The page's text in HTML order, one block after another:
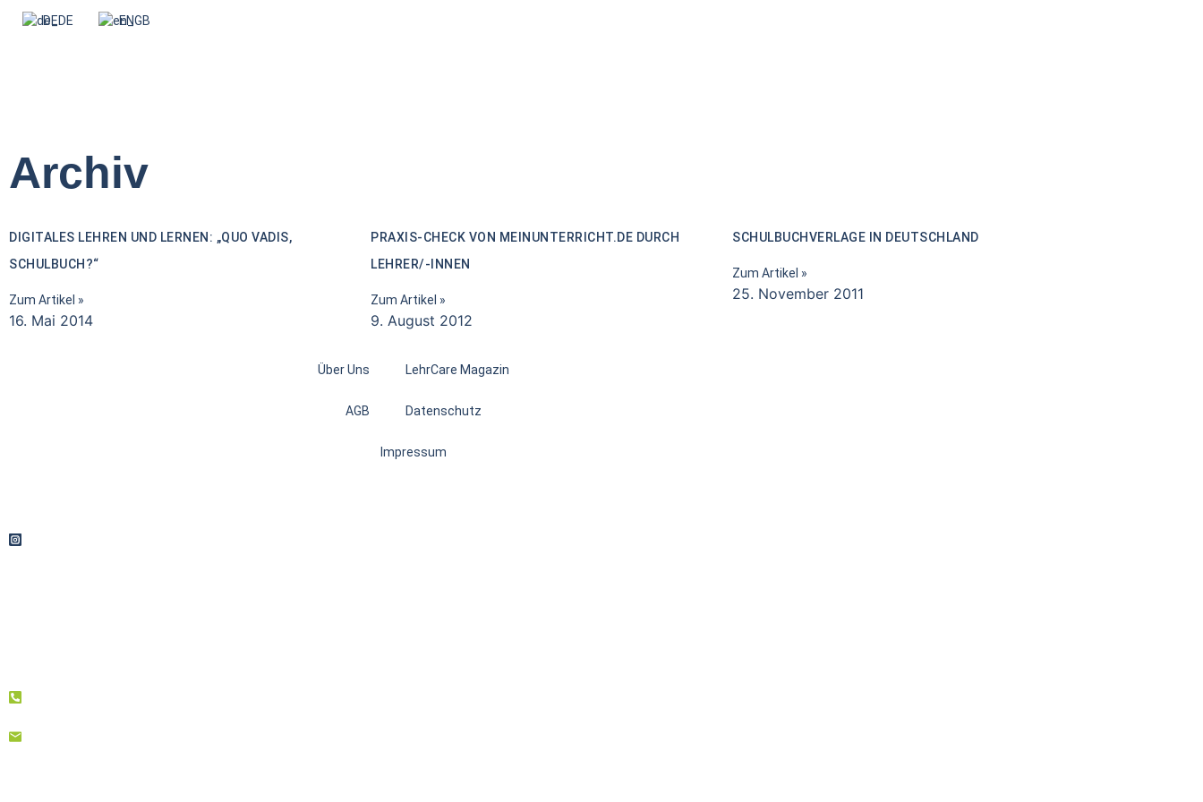
DE EN
Archiv
DIGITALES LEHREN UND LERNEN: „QUO VADIS,
SCHULBUCH?“
Zum Artikel »
16. Mai 2014
PRAXIS-CHECK VON MEINUNTERRICHT.DE DURCH
LEHRER/-INNEN
Zum Artikel »
9. August 2012
SCHULBUCHVERLAGE IN DEUTSCHLAND
Zum Artikel »
25. November 2011
Über Uns LehrCare Magazin
AGB Datenschutz
Impressum